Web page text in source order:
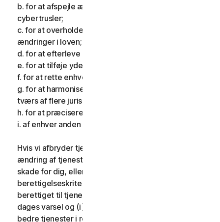
b. for at afspejle ændringer i karakteren af
cybertrusler;
c. for at overholde gældende lovgivning og afspejle
ændringer i loven;
d. for at efterleve krav pålagt af et tilsynsorgan;
e. for at tilføje yderligere funktionalitet;
f. for at rette enhver fejl;
g. for at harmonisere tjenesterne eller vilkårene på
tværs af flere jurisdiktioner;
h. for at præcisere vilkårene; og
i. af enhver anden gyldig grund.
Hvis vi afbryder tjenesterne, foretager en væsentlig
ændring af tjenesterne, som kan være til væsentlig
skade for dig, eller indfører eller ændrer
berettigelseskriterier, så du ikke længere er
berettiget til tjenesterne, giver vi dig fjorten (14)
dages varsel og (i) giver dig sammenlignelige eller
bedre tjenester i resten af din tjenesteperiode uden